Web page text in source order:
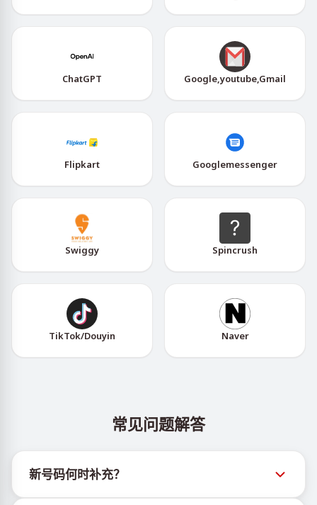
ChatGPT Google,youtube,Gmail
Flipkart Googlemessenger
Swiggy Spincrush
TikTok/Douyin Naver
常见问题解答
新号码何时补充？